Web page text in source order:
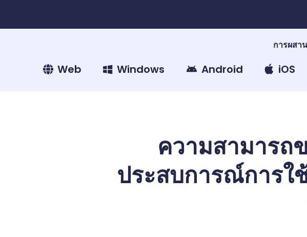
การผสา
Web Windows Android iOS
ความสามารถ
ประสบการณ์การใ